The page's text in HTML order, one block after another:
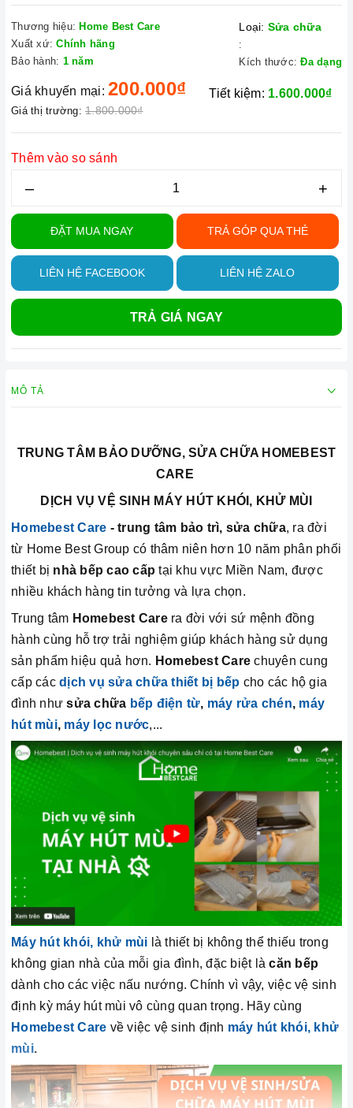
Thương hiệu: Home Best Care
Xuất xứ: Chính hãng
Bảo hành: 1 năm
Loại: Sửa chữa
:
Kích thước: Đa dạng
Giá khuyến mại: 200.000₫
Giá thị trường: 1.800.000₫
Tiết kiệm: 1.600.000₫
Thêm vào so sánh
– +
ĐẶT MUA NGAY TRẢ GÓP QUA THẺ
LIÊN HỆ FACEBOOK LIÊN HỆ ZALO
TRẢ GIÁ NGAY
MÔ TẢ
TRUNG TÂM BẢO DƯỠNG, SỬA CHỮA HOMEBEST
CARE
DỊCH VỤ VỆ SINH MÁY HÚT KHÓI, KHỬ MÙI
Homebest Care - trung tâm bảo trì, sửa chữa, ra đời
từ Home Best Group có thâm niên hơn 10 năm phân phối
thiết bị nhà bếp cao cấp tại khu vực Miền Nam, được
nhiều khách hàng tin tưởng và lựa chọn.
Trung tâm Homebest Care ra đời với sứ mệnh đồng
hành cùng hỗ trợ trải nghiệm giúp khách hàng sử dụng
sản phẩm hiệu quả hơn. Homebest Care chuyên cung
cấp các dịch vụ sửa chữa thiết bị bếp cho các hộ gia
đình nhưsửa chữa bếp điện từ, máy rửa chén, máy
hút mùi, máy lọc nước,...
Máy hút khói, khử mùi là thiết bị không thể thiếu trong
không gian nhà của mỗi gia đình, đặc biệt làcăn bếp
dành cho các việc nấu nướng. Chính vì vậy, việc vệ sinh
định kỳ máy hút mùi vô cùng quan trọng. Hãy cùng
Homebest Care về việc vệ sinh định máy hút khói, khử
mùi.